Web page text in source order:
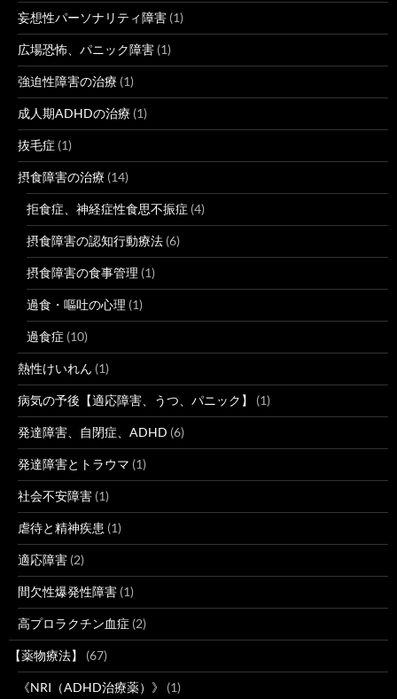
妄想性パーソナリティ障害 (1)
広場恐怖、パニック障害 (1)
強迫性障害の治療 (1)
成人期ADHDの治療 (1)
抜毛症 (1)
摂食障害の治療 (14)
拒食症、神経症性食思不振症 (4)
摂食障害の認知行動療法 (6)
摂食障害の食事管理 (1)
過食・嘔吐の心理 (1)
過食症 (10)
熱性けいれん (1)
病気の予後【適応障害、うつ、パニック】 (1)
発達障害、自閉症、ADHD (6)
発達障害とトラウマ (1)
社会不安障害 (1)
虐待と精神疾患 (1)
適応障害 (2)
間欠性爆発性障害 (1)
高プロラクチン血症 (2)
【薬物療法】 (67)
《NRI（ADHD治療薬）》 (1)